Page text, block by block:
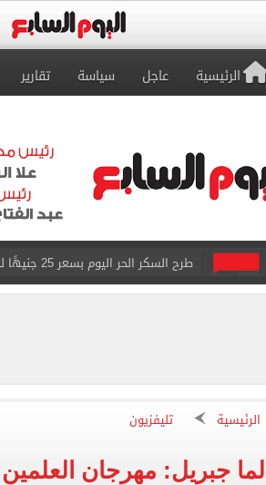
الرئيسية عاجل سياسة تقارير
طرح السكر الحر اليوم بسعر 25 جنيهًا للكيلو
رئيس الوزراء يستقبل المدير العام
لاعبو الأهلى فى مطار القاهرة
مجلس الوزراء يستعرض تفاصيل طرح
الرئيسية تليفزيون
لما جبريل: مهرجان